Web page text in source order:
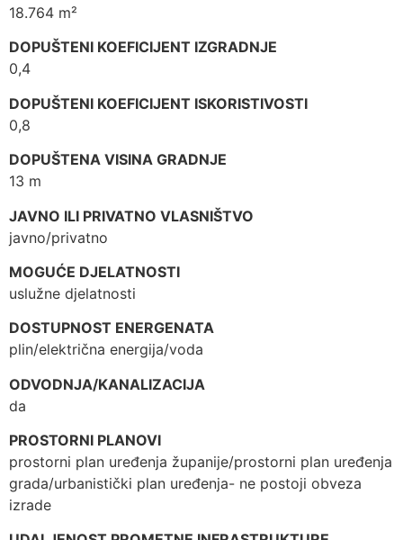
18.764 m²
DOPUŠTENI KOEFICIJENT IZGRADNJE
0,4
DOPUŠTENI KOEFICIJENT ISKORISTIVOSTI
0,8
DOPUŠTENA VISINA GRADNJE
13 m
JAVNO ILI PRIVATNO VLASNIŠTVO
javno/privatno
MOGUĆE DJELATNOSTI
uslužne djelatnosti
DOSTUPNOST ENERGENATA
plin/električna energija/voda
ODVODNJA/KANALIZACIJA
da
PROSTORNI PLANOVI
prostorni plan uređenja županije/prostorni plan uređenja
grada/urbanistički plan uređenja- ne postoji obveza
izrade